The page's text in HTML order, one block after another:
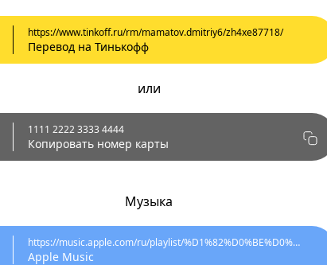
https://www.tinkoff.ru/rm/mamatov.dmitriy6/zh4xe87718/
Перевод на Тинькофф
или
1111 2222 3333 4444
Копировать номер карты
Музыка
https://music.apple.com/ru/playlist/%D1%82%D0%BE%D0%BF-
Apple Music